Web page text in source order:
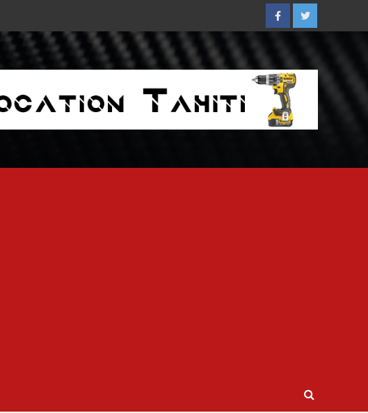
FacebookTwitter